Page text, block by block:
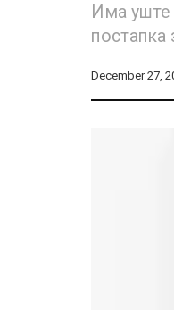
Има уште
December 27,